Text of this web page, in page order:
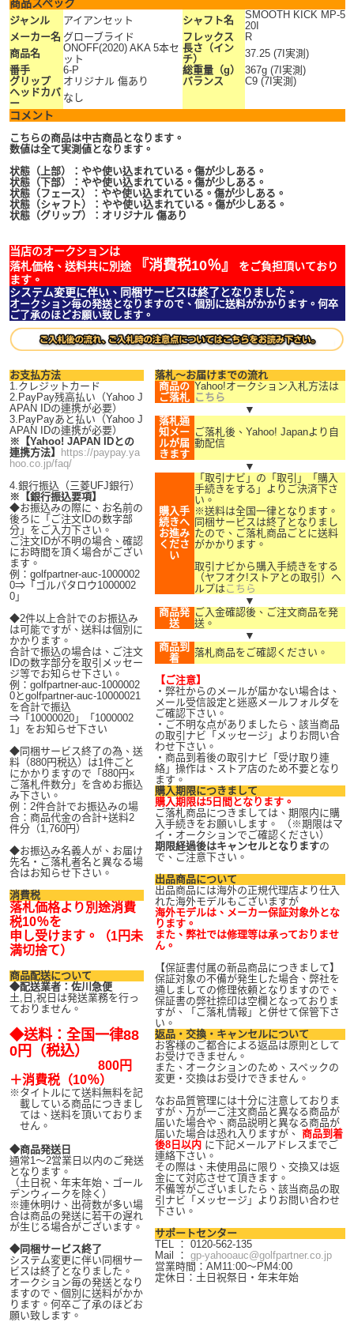
商品スペック
ジャンル アイアンセット シャフト名
SMOOTH KICK MP-5
20I
メーカー名 グローブライド フレックス
R
商品名
ONOFF(2020) AKA 5本セ
ット
長さ（イン
チ）
37.25 (7I実測)
番手
6-P 総重量（g）
367g (7I実測)
グリップ
オリジナル 傷あり バランス
C9 (7I実測)
ヘッドカバ
ー
なし
コメント
こちらの商品は中古商品となります。
数値は全て実測値となります。
状態（上部）：やや使い込まれている。傷が少しある。
状態（下部）：やや使い込まれている。傷が少しある。
状態（フェース）：やや使い込まれている。傷が少しある。
状態（シャフト）：やや使い込まれている。傷が少しある。
状態（グリップ）：オリジナル 傷あり
当店のオークションは
落札価格、送料共に別途
『消費税10％』
をご負担頂いており
ます。
システム変更に伴い、同梱サービスは終了となりました。
オークション毎の発送となりますので、個別に送料がかかります。何卒
ご了承のほどお願い致します。
お支払方法
1.クレジットカード
2.PayPay残高払い（Yahoo J
APAN IDの連携が必要）
3.PayPayあと払い（Yahoo J
APAN IDの連携が必要）
※【Yahoo! JAPAN IDとの
連携方法】 https://paypay.ya
hoo.co.jp/faq/
4.銀行振込（三菱UFJ銀行）
※【銀行振込要項】
◆お振込みの際に、お名前の
後ろに「ご注文IDの数字部
分」をご入力下さい。
ご注文IDが不明の場合、確認
にお時間を頂く場合がござい
ます。
例：golfpartner-auc-1000002
0⇒「ゴルパタロウ1000002
0」
◆2件以上合計でのお振込み
は可能ですが、送料は個別に
かかります。
合計で振込の場合は、ご注文
IDの数字部分を取引メッセー
ジ等でお知らせ下さい。
例：golfpartner-auc-1000002
0とgolfpartner-auc-10000021
を合計で振込
⇒「10000020」「1000002
1」をお知らせ下さい
◆同梱サービス終了の為、送
料（880円税込）は1件ごと
にかかりますので「880円×
ご落札件数分」を含めお振込
み下さい。
例：2件合計でお振込みの場
合：商品代金の合計+送料2
件分（1,760円）
◆お振込み名義人が、お届け
先名・ご落札者名と異なる場
合はお知らせ下さい。
消費税
落札価格より別途消費
税10％を
申し受けます。（1円未
満切捨て）
商品配送について
◆配送業者：佐川急便
土,日,祝日は発送業務を行っ
ておりません。
◆送料：全国一律88
0円（税込）
800円
＋消費税（10％）
※ タイトルにて送料無料を記
載している商品につきまし
ては、送料を頂いておりま
せん。
◆商品発送日
通常1～2営業日以内のご発送
となります。
（土日祝、年末年始、ゴール
デンウィークを除く）
※連休明け、出荷数が多い場
合は商品の発送に若干の遅れ
が生じる場合がございます。
◆同梱サービス終了
システム変更に伴い同梱サー
ビスは終了となりました。
オークション毎の発送となり
ますので、個別に送料がかか
ります。何卒ご了承のほどお
願い致します。
落札～お届けまでの流れ
商品の
ご落札
Yahoo!オークション入札方法は
こちら
▼
落札通
知メー
ルが届
きます
ご落札後、Yahoo! Japanより自
動配信
▼
購入手
続きへ
お進み
くださ
い
「取引ナビ」の「取引」「購入
手続きをする」よりご決済下さ
い。
※送料は全国一律となります。
同梱サービスは終了となりまし
たので、ご落札商品ごとに送料
がかかります。
取引ナビから購入手続きをする
（ヤフオク!ストアとの取引）ヘ
ルプは こちら
▼
商品発
送
ご入金確認後、ご注文商品を発
送。
▼
商品到
着
落札商品をご確認ください。
【ご注意】
・弊社からのメールが届かない場合は、
メール受信設定と迷惑メールフォルダを
ご確認下さい。
・ご不明な点がありましたら、該当商品
の取引ナビ「メッセージ」よりお問い合
わせ下さい。
・商品到着後の取引ナビ「受け取り連
絡」操作は、ストア店のため不要となり
ます。
購入期限につきまして
購入期限は5日間となります。
ご落札商品につきましては、期限内に購
入手続きをお願いします。 （※期限はマ
イ・オークションでご確認ください）
期限経過後はキャンセルとなりますの
で、ご注意下さい。
出品商品について
出品商品には海外の正規代理店より仕入
れた海外モデルもございますが
海外モデルは、メーカー保証対象外とな
ります。
また、弊社では修理等は承っておりませ
ん。
【保証書付属の新品商品につきまして】
保証対象の不備が発生した場合、弊社を
通しましての修理依頼となりますので、
保証書の弊社捺印は空欄となっておりま
すが、「ご落札情報」と併せて保管下さ
い。
返品・交換・キャンセルについて
お客様のご都合による返品は原則として
お受けできません。
また、オークションのため、スペックの
変更・交換はお受けできません。
なお品質管理には十分に注意しておりま
すが、万が一ご注文商品と異なる商品が
届いた場合や、商品説明と異なる商品が
届いた場合は恐れ入りますが、 商品到着
後8日以内 に下記メールアドレスまでご
連絡下さい。
その際は、未使用品に限り、交換又は返
金にて対応させて頂きます。
不備等がございましたら、該当商品の取
引ナビ「メッセージ」よりお問い合わせ
下さい。
サポートセンター
TEL ： 0120-562-135
Mail ： gp-yahooauc@golfpartner.co.jp
営業時間：AM11:00～PM4:00
定休日：土日祝祭日・年末年始